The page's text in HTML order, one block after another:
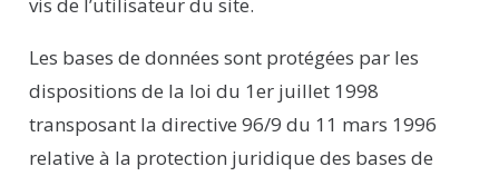
Les bases de données sont protégées par les
dispositions de la loi du 1er juillet 1998
transposant la directive 96/9 du 11 mars 1996
relative à la protection juridique des bases de